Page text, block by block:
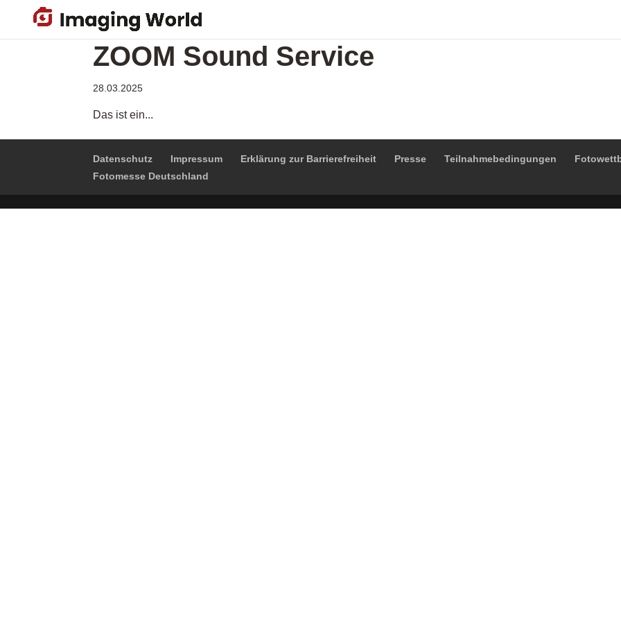
ZOOM Sound Service
28.03.2025
Das ist ein...
Datenschutz Impressum Erklärung zur Barrierefreiheit Presse Teilnahmebedingungen
Fotomesse Deutschland